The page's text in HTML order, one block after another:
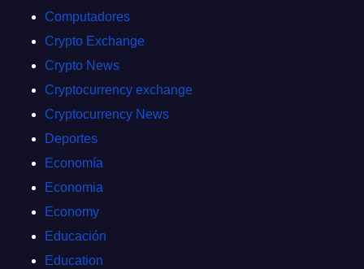
Computadores
Crypto Exchange
Crypto News
Cryptocurrency exchange
Cryptocurrency News
Deportes
Economía
Economia
Economy
Educación
Education